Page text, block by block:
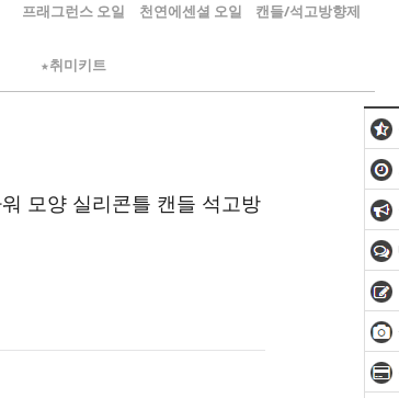
프래그런스 오일 천연에센셜 오일 캔들/석고방향제
★취미키트
모양 실리콘틀 캔들 석고방